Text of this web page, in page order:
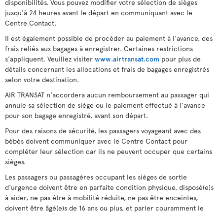
disponibilités. Vous pouvez modifier votre sélection de sièges
jusqu'à 24 heures avant le départ en communiquant avec le
Centre Contact.
Il est également possible de procéder au paiement à l'avance, des
frais reliés aux bagages à enregistrer. Certaines restrictions
s'appliquent. Veuillez visiter www.airtransat.com pour plus de
détails concernant les allocations et frais de bagages enregistrés
selon votre destination.
AIR TRANSAT n'accordera aucun remboursement au passager qui
annule sa sélection de siège ou le paiement effectué à l'avance
pour son bagage enregistré, avant son départ.
Pour des raisons de sécurité, les passagers voyageant avec des
bébés doivent communiquer avec le Centre Contact pour
compléter leur sélection car ils ne peuvent occuper que certains
sièges.
Les passagers ou passagères occupant les sièges de sortie
d'urgence doivent être en parfaite condition physique, disposé(e)s
à aider, ne pas être à mobilité réduite, ne pas être enceintes,
doivent être âgé(e)s de 16 ans ou plus, et parler couramment le